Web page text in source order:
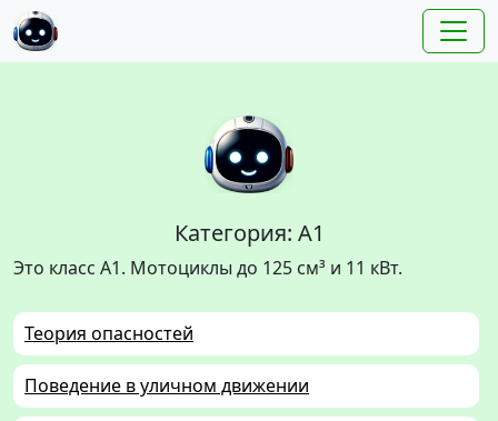
Категория: A1
Это класс A1. Мотоциклы до 125 см³ и 11 кВт.
Теория опасностей
Поведение в уличном движении